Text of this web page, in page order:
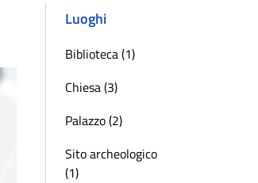
Luoghi
Biblioteca (1)
Chiesa (3)
Palazzo (2)
Sito archeologico
(1)